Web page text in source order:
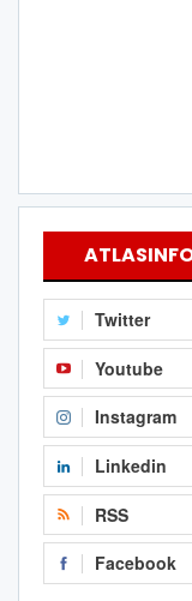
Twitter
Youtube
Instagram
Linkedin
RSS
Facebook